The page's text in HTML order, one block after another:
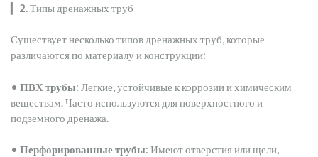
2.Типы дренажных труб
Существует несколько типов дренажных труб, которые
различаются по материалу и конструкции:
• ПВХ трубы: Легкие, устойчивые к коррозии и химическим
веществам. Часто используются для поверхностного и
подземного дренажа.
• Перфорированные трубы: Имеют отверстия или щели,